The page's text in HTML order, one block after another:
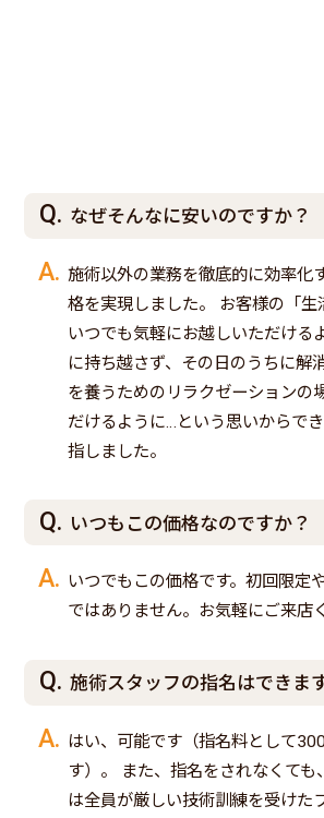
なぜそんなに安いのですか？
施術以外の業務を徹底的に効率化
格を実現しました。 お客様の「生
いつでも気軽にお越しいただける
に持ち越さず、その日のうちに解
を養うためのリラクゼーションの
だけるように…という思いからで
指しました。
いつもこの価格なのですか？
いつでもこの価格です。初回限定
ではありません。お気軽にご来店
施術スタッフの指名はできま
はい、可能です（指名料として
す）。 また、指名をされなくても
は全員が厳しい技術訓練を受けた